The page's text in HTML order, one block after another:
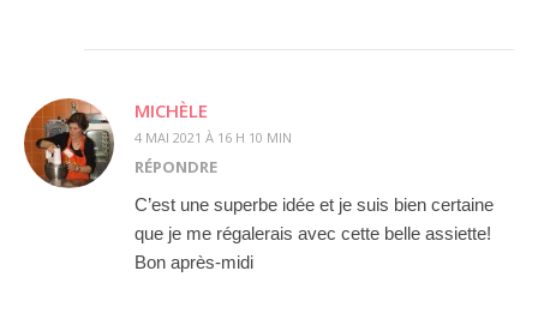
MICHÈLE
4 MAI 2021 À 16 H 10 MIN
RÉPONDRE
C’est une superbe idée et je suis bien certaine
que je me régalerais avec cette belle assiette!
Bon après-midi